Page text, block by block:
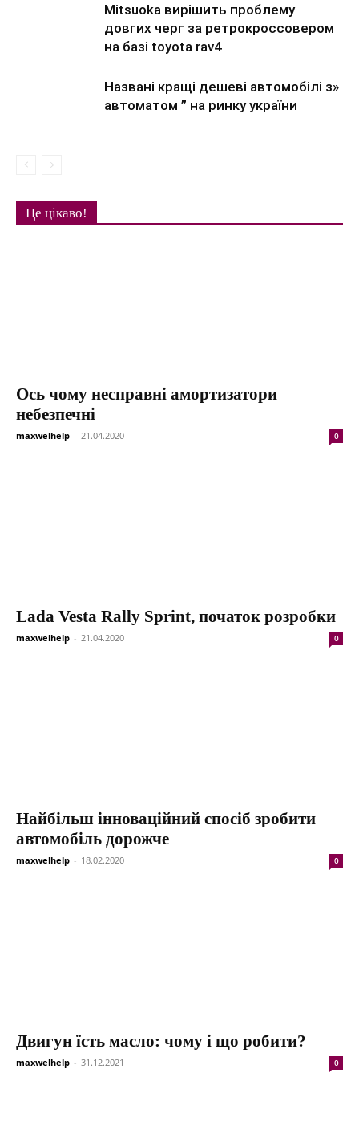
Mitsuoka вирішить проблему
довгих черг за ретрокроссовером
на базі toyota rav4
Названі кращі дешеві автомобілі з»
автоматом ” на ринку україни
Це цікаво!
Ось чому несправні амортизатори
небезпечні
maxwelhelp - 21.04.2020 0
Lada Vesta Rally Sprint, початок розробки
maxwelhelp - 21.04.2020 0
Найбільш інноваційний спосіб зробити
автомобіль дорожче
maxwelhelp - 18.02.2020 0
Двигун їсть масло: чому і що робити?
maxwelhelp - 31.12.2021 0